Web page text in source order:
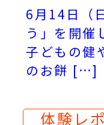
6月14日（
う」を開
子どもの健
のお餅 […]
体験レ